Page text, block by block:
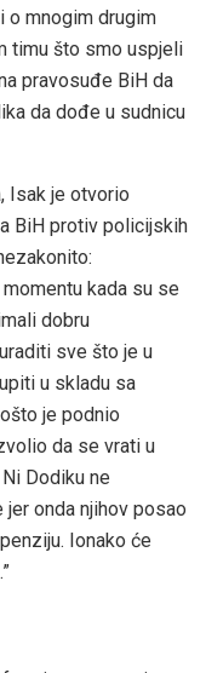
o mnogim drugim
timu što smo uspjeli
pravosuđe BiH da
da dođe u sudnicu
Isak je otvorio
BiH protiv policijskih
kada su se
dobru
sve što je u
u skladu sa
je podnio
da se vrati u
Dodiku ne
onda njihov posao
Ionako će